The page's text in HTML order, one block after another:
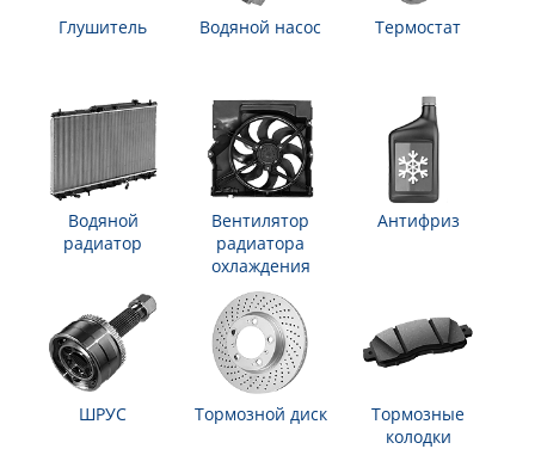
Глушитель Водяной насос Термостат
Водяной
радиатор
Вентилятор
радиатора
охлаждения
Антифриз
ШРУС Тормозной диск
Тормозные
колодки